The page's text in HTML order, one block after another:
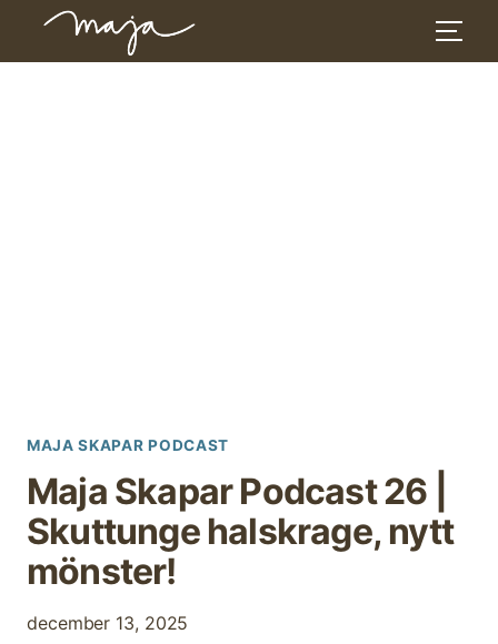
MAJA SKAPAR PODCAST
Maja Skapar Podcast 26 |
Skuttunge halskrage, nytt
mönster!
december 13, 2025